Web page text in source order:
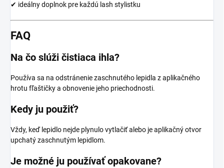
✔ ideálny doplnok pre každú lash stylistku
FAQ
Na čo slúži čistiaca ihla?
Používa sa na odstránenie zaschnutého lepidla z aplikačného
hrotu fľaštičky a obnovenie jeho priechodnosti.
Kedy ju použiť?
Vždy, keď lepidlo nejde plynulo vytlačiť alebo je aplikačný otvor
upchatý zaschnutým lepidlom.
Je možné ju používať opakovane?